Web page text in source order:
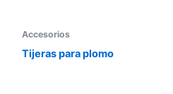
Accesorios
Tijeras para plomo